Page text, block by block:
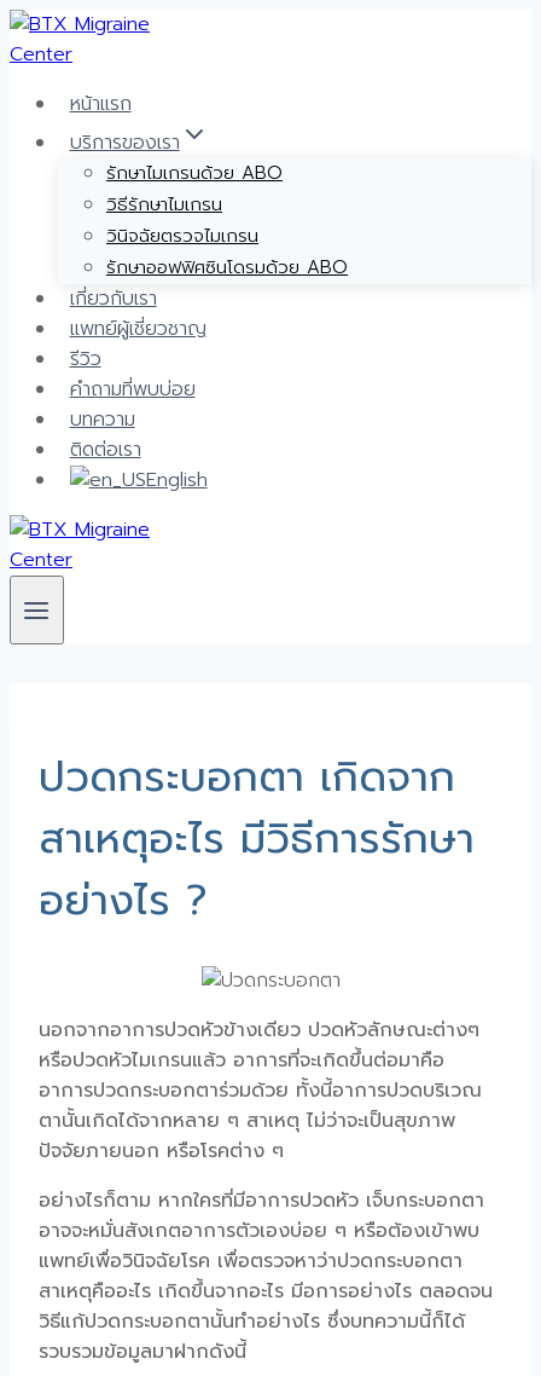
Skip
to
หน้าแรก
บริการของเรา
รักษาไมเกรนด้วย ABO
วิธีรักษาไมเกรน
วินิจฉัยตรวจไมเกรน
รักษาออฟฟิศซินโดรมด้วย ABO
เกี่ยวกับเรา
แพทย์ผู้เชี่ยวชาญ
รีวิว
คำถามที่พบบ่อย
บทความ
ติดต่อเรา
English
ปวดกระบอกตา เกิดจาก
สาเหตุอะไร มีวิธีการรักษา
อย่างไร ?
นอกจากอาการปวดหัวข้างเดียว ปวดหัวลักษณะต่างๆ
หรือปวดหัวไมเกรนแล้ว อาการที่จะเกิดขึ้นต่อมาคือ
อาการปวดกระบอกตาร่วมด้วย ทั้งนี้อาการปวดบริเวณ
ตานั้นเกิดได้จากหลาย ๆ สาเหตุ ไม่ว่าจะเป็นสุขภาพ
ปัจจัยภายนอก หรือโรคต่าง ๆ
อย่างไรก็ตาม หากใครที่มีอาการปวดหัว เจ็บกระบอกตา
อาจจะหมั่นสังเกตอาการตัวเองบ่อย ๆ หรือต้องเข้าพบ
แพทย์เพื่อวินิจฉัยโรค เพื่อตรวจหาว่าปวดกระบอกตา
สาเหตุคืออะไร เกิดขึ้นจากอะไร มีอการอย่างไร ตลอดจน
วิธีแก้ปวดกระบอกตานั้นทำอย่างไร ซึ่งบทความนี้ก็ได้
รวบรวมข้อมูลมาฝากดังนี้